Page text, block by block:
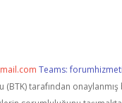
Teams:
(BTK) tarafından